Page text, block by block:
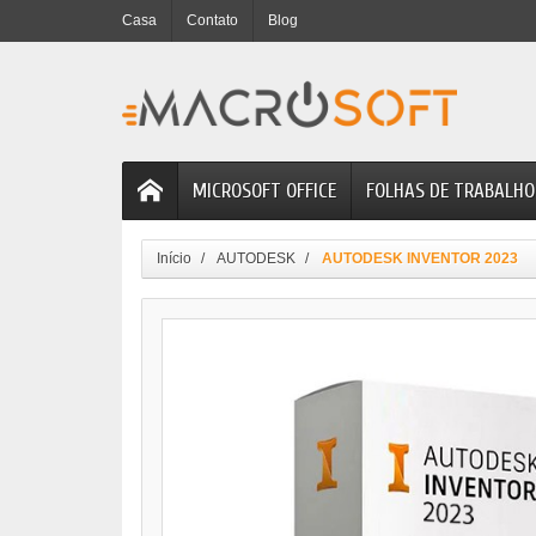
Casa Contato Blog
MICROSOFT OFFICE FOLHAS DE TRABALHO
Início AUTODESK AUTODESK INVENTOR 2023